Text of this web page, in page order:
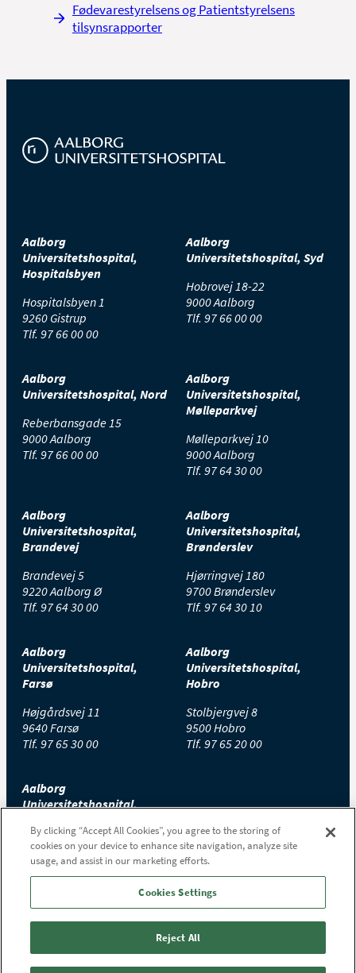
Fødevarestyrelsens og Patientstyrelsens
tilsynsrapporter
Aalborg
Universitetshospital,
Hospitalsbyen
Hospitalsbyen 1
9260 Gistrup
Tlf. 97 66 00 00
Aalborg
Universitetshospital, Syd
Hobrovej 18-22
9000 Aalborg
Tlf. 97 66 00 00
Aalborg
Universitetshospital, Nord
Reberbansgade 15
9000 Aalborg
Tlf. 97 66 00 00
Aalborg
Universitetshospital,
Mølleparkvej
Mølleparkvej 10
9000 Aalborg
Tlf. 97 64 30 00
Aalborg
Universitetshospital,
Brandevej
Brandevej 5
9220 Aalborg Ø
Tlf. 97 64 30 00
Aalborg
Universitetshospital,
Brønderslev
Hjørringvej 180
9700 Brønderslev
Tlf. 97 64 30 10
Aalborg
Universitetshospital,
Farsø
Højgårdsvej 11
9640 Farsø
Tlf. 97 65 30 00
Aalborg
Universitetshospital,
Hobro
Stolbjergvej 8
9500 Hobro
Tlf. 97 65 20 00
Aalborg
Universitetshospital,
Højtoftevej 2
7700 Thisted
Tlf.97 65 00 00
By clicking “Accept All Cookies”, you agree to the storing of
cookies on your device to enhance site navigation, analyze site
usage, and assist in our marketing efforts.
Cookies Settings
Reject All